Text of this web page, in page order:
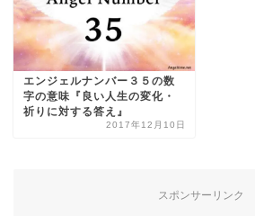
エンジェルナンバー３５の数
字の意味『良い人生の変化・
祈りに対する答え』
2017年12月10日
スポンサーリンク